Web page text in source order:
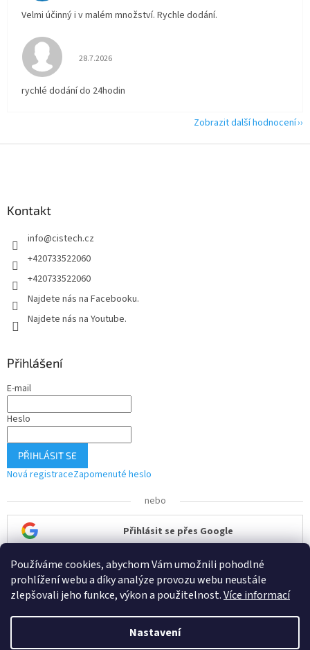
Používáme cookies, abychom Vám umožnili pohodlné
prohlížení webu a díky analýze provozu webu neustále
zlepšovali jeho funkce, výkon a použitelnost.Více informací
Nastavení
Velmi účinný i v malém množství. Rychle dodání.
Hodnocení obchodu je 5 z 5 hvězdiček.
28.7.2026
rychlé dodání do 24hodin
Zobrazit další hodnocení
Kontakt
info@cistech.cz
+420733522060
+420733522060
Najdete nás na Facebooku.
Najdete nás na Youtube.
Přihlášení
E-mail
Heslo
PŘIHLÁSIT SE
Nová registraceZapomenuté heslo
nebo
Přihlásit se přes Google
Přihlásit se přes Seznam
Vytvořil Shoptet